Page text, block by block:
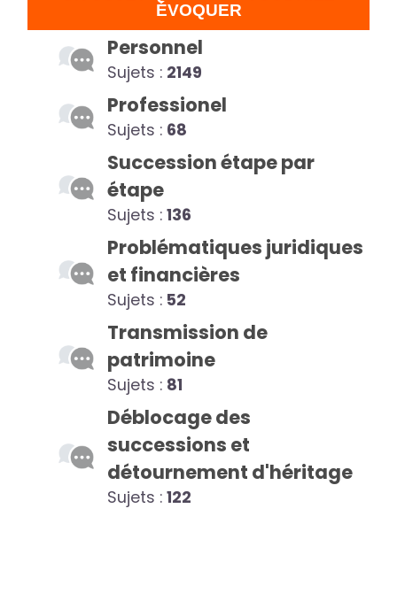
ÉVOQUER
Personnel
Sujets : 2149
Professionel
Sujets : 68
Succession étape par
étape
Sujets : 136
Problématiques juridiques
et financières
Sujets : 52
Transmission de
patrimoine
Sujets : 81
Déblocage des
successions et
détournement d'héritage
Sujets : 122